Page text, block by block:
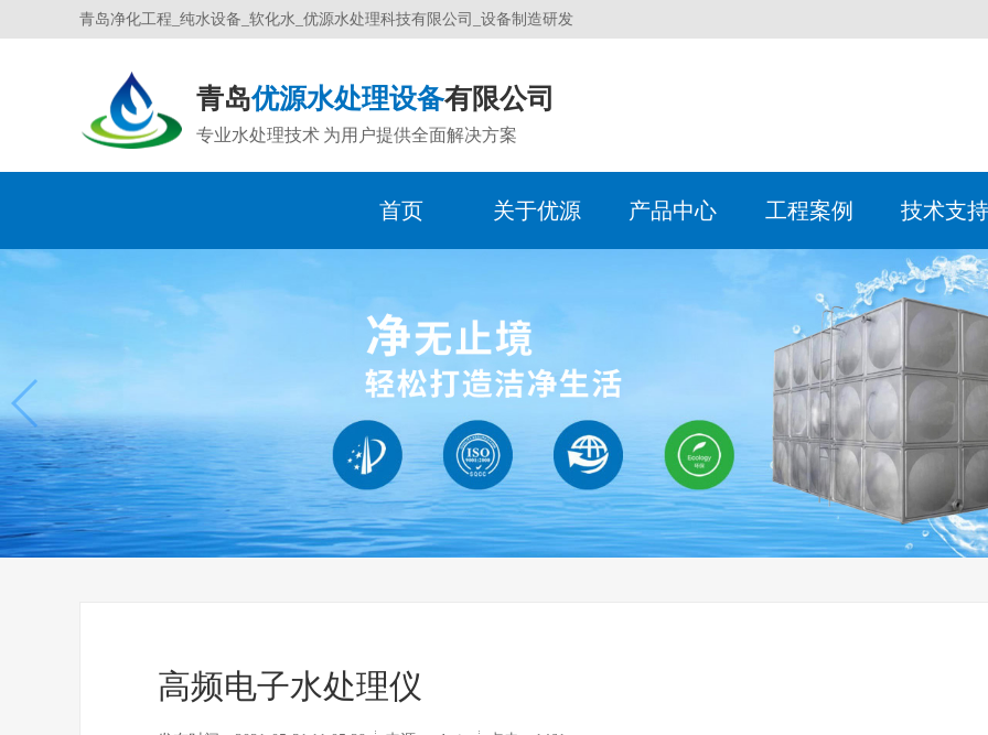
青岛净化工程_纯水设备_软化水_优源水处理科技有限公司_设备制造研发
青岛优源水处理设备有限公司
专业水处理技术 为用户提供全面解决方案
首页 关于优源
企业
生产现场
产品中心
反渗透设备 软化
无负压供水设备
电子水处理器
旁流水处理器
反渗透膜 水处
工程案例
化工煤电行业 食品
机械行业
建筑行业
技术支持
水处理术语 水处
常见问题
行业
人事招聘
办事
服务团队
高频电子水处理仪